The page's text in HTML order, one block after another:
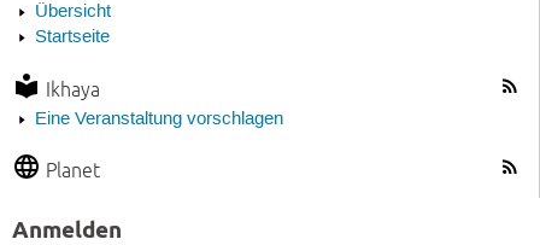
Übersicht
Startseite
Ikhaya
Eine Veranstaltung vorschlagen
Planet
Anmelden